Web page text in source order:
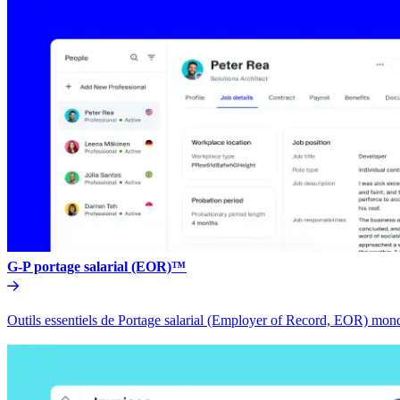
G-P portage salarial (EOR)™​​
Outils essentiels de Portage salarial (Employer of Record, EOR)